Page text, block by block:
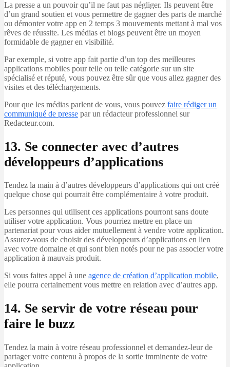
La presse a un pouvoir qu’il ne faut pas négliger. Ils peuvent être
d’un grand soutien et vous permettre de gagner des parts de marché
ou démonter votre app en 2 temps 3 mouvements mettant à mal vos
rêves de réussite. Les médias et blogs peuvent être un moyen
formidable de gagner en visibilité.
Par exemple, si votre app fait partie d’un top des meilleures
applications mobiles pour telle ou telle catégorie sur un site
spécialisé et réputé, vous pouvez être sûr que vous allez gagner des
visites et des téléchargements.
Pour que les médias parlent de vous, vous pouvez faire rédiger un
communiqué de presse par un rédacteur professionnel sur
Redacteur.com.
13. Se connecter avec d’autres
développeurs d’applications
Tendez la main à d’autres développeurs d’applications qui ont créé
quelque chose qui pourrait être complémentaire à votre produit.
Les personnes qui utilisent ces applications pourront sans doute
utiliser votre application. Vous pourriez mettre en place un
partenariat pour vous aider mutuellement à vendre votre application.
Assurez-vous de choisir des développeurs d’applications en lien
avec votre domaine et qui sont bien notés pour ne pas associer votre
application à mauvais produit.
Si vous faites appel à une agence de création d’application mobile,
elle pourra certainement vous mettre en relation avec d’autres app.
14. Se servir de votre réseau pour
faire le buzz
Tendez la main à votre réseau professionnel et demandez-leur de
partager votre contenu à propos de la sortie imminente de votre